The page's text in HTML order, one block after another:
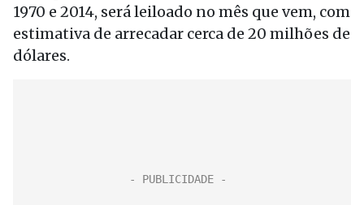
1970 e 2014, será leiloado no mês que vem, com
estimativa de arrecadar cerca de 20 milhões de
dólares.